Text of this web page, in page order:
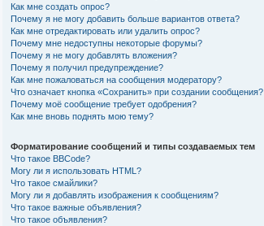
Как мне создать опрос?
Почему я не могу добавить больше вариантов ответа?
Как мне отредактировать или удалить опрос?
Почему мне недоступны некоторые форумы?
Почему я не могу добавлять вложения?
Почему я получил предупреждение?
Как мне пожаловаться на сообщения модератору?
Что означает кнопка «Сохранить» при создании сообщения?
Почему моё сообщение требует одобрения?
Как мне вновь поднять мою тему?
Форматирование сообщений и типы создаваемых тем
Что такое BBCode?
Могу ли я использовать HTML?
Что такое смайлики?
Могу ли я добавлять изображения к сообщениям?
Что такое важные объявления?
Что такое объявления?